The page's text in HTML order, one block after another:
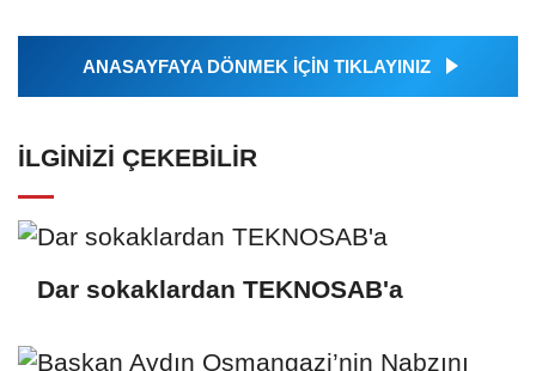
ANASAYFAYA DÖNMEK İÇİN TIKLAYINIZ
İLGINIZI ÇEKEBILIR
Dar sokaklardan TEKNOSAB'a